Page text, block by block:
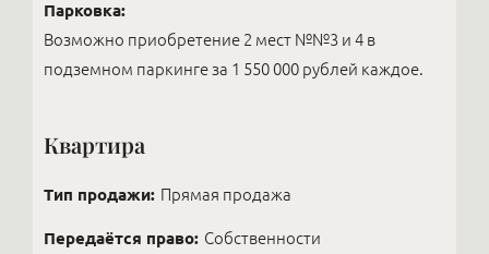
Парковка:
Возможно приобретение 2 мест №№3 и 4 в
подземном паркинге за 1 550 000 рублей каждое.
Квартира
Тип продажи: Прямая продажа
Передаётся право: Собственности